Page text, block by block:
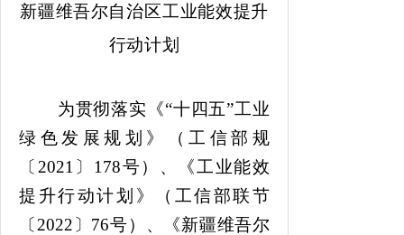
新疆维吾尔自治区工业能效提升
行动计划
为贯彻落实《“十四五”工业
绿色发展规划 》（ 工信部规
〔 2021〕178号）、《工业能效
提升行动计划 》（ 工信部联节
〔2022〕76号）、《新疆维吾尔